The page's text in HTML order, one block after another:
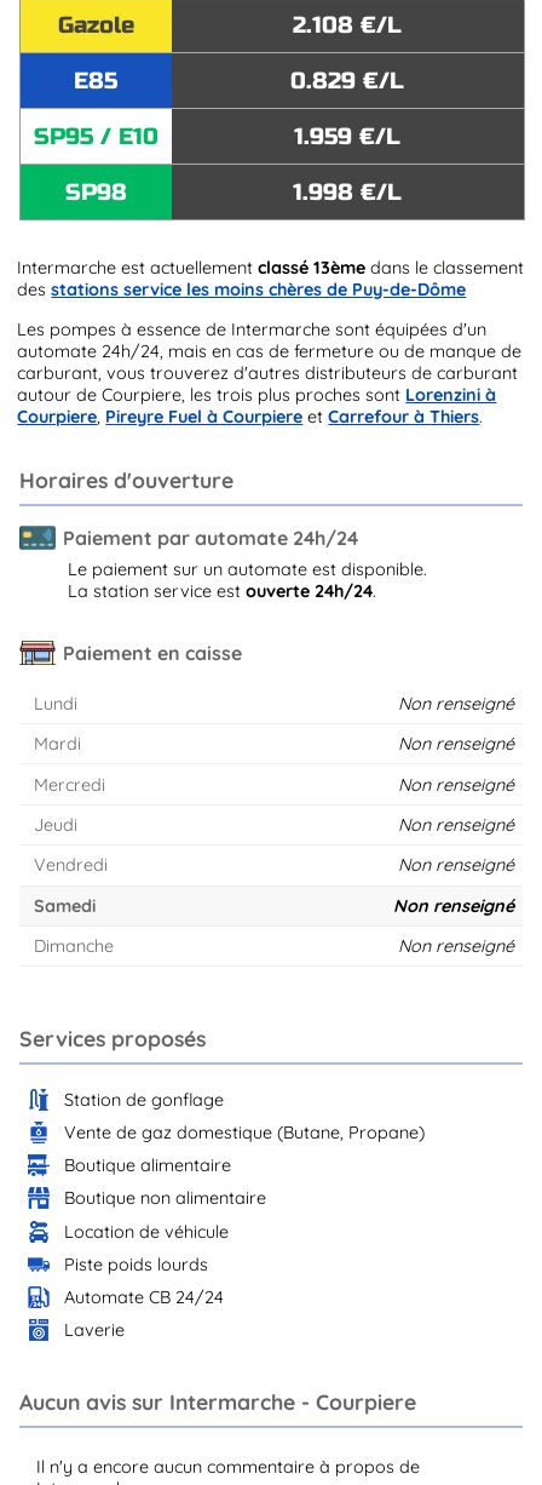
Gazole
2.108 €/L
E85
0.829 €/L
SP95 / E10
1.959 €/L
SP98
1.998 €/L
Intermarche est actuellementclassé 13ème dans le classement
desstations service les moins chères de Puy-de-Dôme
Les pompes à essence de Intermarche sont équipées d'un
automate 24h/24, mais en cas de fermeture ou de manque de
carburant, vous trouverez d'autres distributeurs de carburant
autour de Courpiere, les trois plus proches sont Lorenzini à
Courpiere, Pireyre Fuel à Courpiere etCarrefour à Thiers.
Horaires d'ouverture
Paiement par automate 24h/24
Le paiement sur un automate est disponible.
La station service est ouverte 24h/24.
Paiement en caisse
Lundi
Non renseigné
Mardi
Non renseigné
Mercredi
Non renseigné
Jeudi
Non renseigné
Vendredi
Non renseigné
Samedi
Non renseigné
Dimanche
Non renseigné
Services proposés
Station de gonflage
Vente de gaz domestique (Butane, Propane)
Boutique alimentaire
Boutique non alimentaire
Location de véhicule
Piste poids lourds
Automate CB 24/24
Laverie
Aucun avis sur Intermarche - Courpiere
Il n'y a encore aucun commentaire à propos de